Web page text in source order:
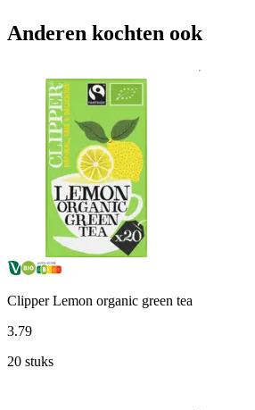
Anderen kochten ook
Clipper Lemon organic green tea
3.79
20 stuks